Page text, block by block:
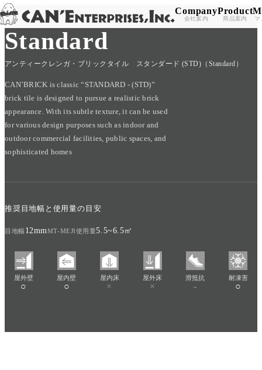
Skip to content Company
会社案内
Product
商品案内 マ
TOP / PRODUCT / Standard
Standard
アンティークレンガ・ブリックタイル スタンダード (STD)（Standard）
CAN’BRICK is classic “STANDARD - (STD)”
brick tile is designed to pursue a realistic brick
appearance. With its subtle texture, it can be used
for various design purposes such as indoor and
outdoor commercial facilities, public spaces, and
sophisticated homes
推奨目地幅と使用量の目安
目地幅 12mmMT-MEJI使用量5.5~6.5㎡
屋外壁
○
屋内壁
○
屋内床
×
屋外床
×
滑抵抗
-
耐凍害
○